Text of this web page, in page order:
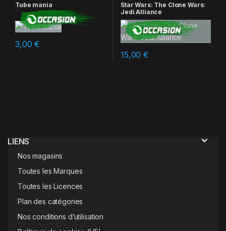
Tube mania
3,00€
Star Wars: The Clone Wars:
Jedi Alliance
15,00€
LIENS
Nos magasins
Toutes les Marques
Toutes les Licences
Plan des catégories
Nos conditions d’utilisation